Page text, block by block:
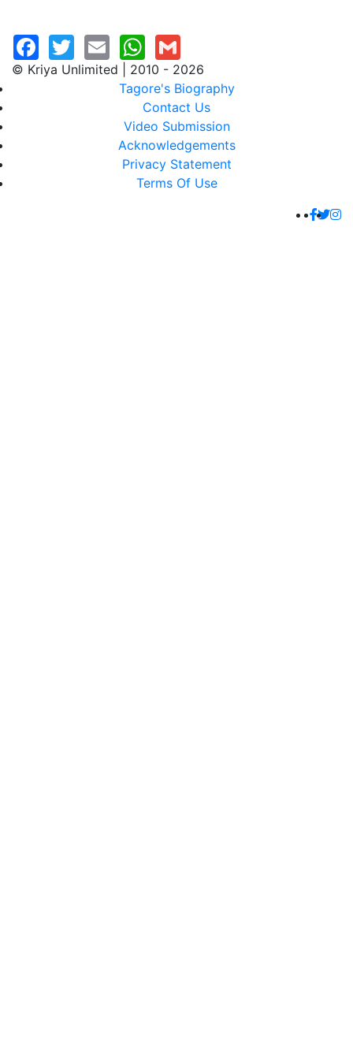
© Kriya Unlimited | 2010 - 2026
Tagore's Biography
Contact Us
Video Submission
Acknowledgements
Privacy Statement
Terms Of Use